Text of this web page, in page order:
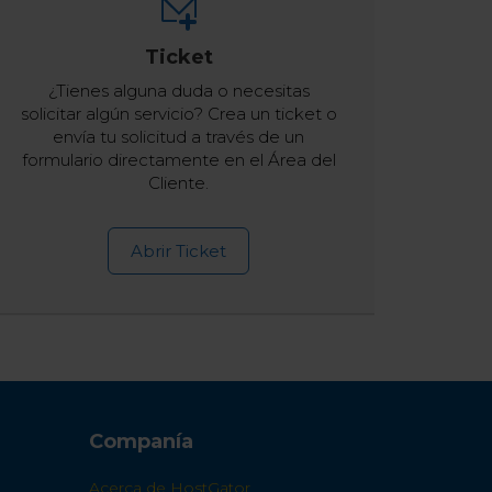
Ticket
¿Tienes alguna duda o necesitas
solicitar algún servicio? Crea un ticket o
envía tu solicitud a través de un
formulario directamente en el Área del
Cliente.
Abrir Ticket
Companía
Acerca de HostGator